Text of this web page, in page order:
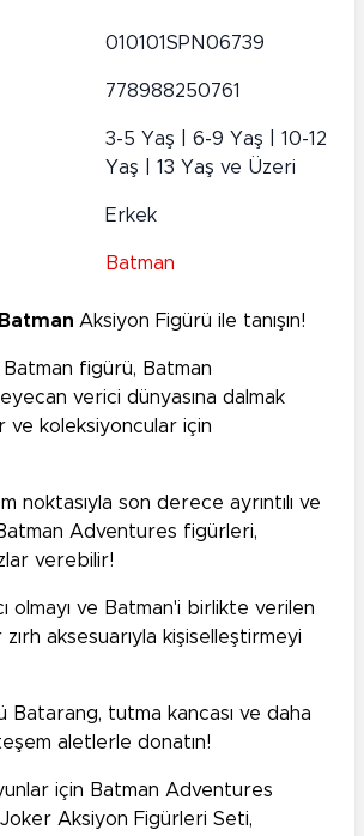
010101SPN06739
778988250761
3-5 Yaş | 6-9 Yaş | 10-12
Yaş | 13 Yaş ve Üzeri
Erkek
Batman
Batman Aksiyon Figürü ile tanışın!
Batman figürü, Batman
verici dünyasına dalmak
ve koleksiyoncular için
noktasıyla son derece ayrıntılı ve
Adventures figürleri,
verebilir!
olmayı ve Batman'i birlikte verilen
aksesuarıyla kişiselleştirmeyi
Batarang, tutma kancası ve daha
aletlerle donatın!
için Batman Adventures
Aksiyon Figürleri Seti,